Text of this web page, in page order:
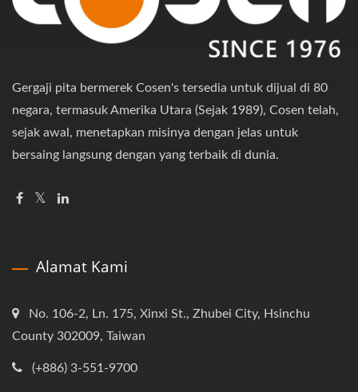
Gergaji pita bermerek Cosen's tersedia untuk dijual di 80
negara, termasuk Amerika Utara (Sejak 1989), Cosen telah,
sejak awal, menetapkan misinya dengan jelas untuk
bersaing langsung dengan yang terbaik di dunia.
Alamat Kami
No. 106-2, Ln. 175, Xinxi St., Zhubei City, Hsinchu
County 302009, Taiwan
(+886) 3-551-9700